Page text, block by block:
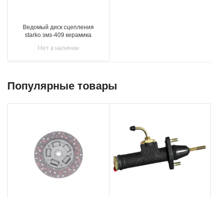
Ведомый диск сцепления
starko змз-409 керамика
Нет в наличии
Популярные товары